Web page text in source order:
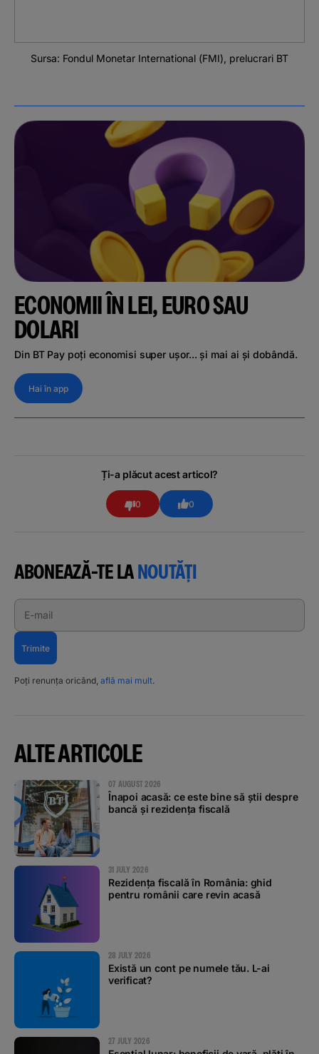
Sursa: Fondul Monetar International (FMI), prelucrari BT
ECONOMII ÎN LEI, EURO SAU
DOLARI
Din BT Pay poți economisi super ușor... și mai ai și dobândă.
Hai în app
Ți-a plăcut acest articol?
0 0
ABONEAZĂ-TE LANOUTĂȚI
E-mail
Trimite
Poți renunța oricând, află mai mult.
ALTE ARTICOLE
07 AUGUST 2026
Înapoi acasă: ce este bine să știi despre
bancă și rezidența fiscală
31 JULY 2026
Rezidența fiscală în România: ghid
pentru românii care revin acasă
28 JULY 2026
Există un cont pe numele tău. L-ai
verificat?
27 JULY 2026